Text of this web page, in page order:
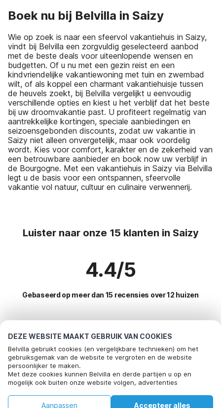
DEZE WEBSITE MAAKT GEBRUIK VAN COOKIES
Belvilla gebruikt cookies (en vergelijkbare technieken) om het
gebruiksgemak van de website te vergroten en de website
persoonlijker te maken.
Met deze cookies kunnen Belvilla en derde partijen u op en
mogelijk ook buiten onze website volgen, advertenties
social media.
Accepteer alles
Aanpassen
Boek nu bij Belvilla in Saizy
Wie op zoek is naar een sfeervol vakantiehuis in Saizy,
vindt bij Belvilla een zorgvuldig geselecteerd aanbod
met de beste deals voor uiteenlopende wensen en
budgetten. Of u nu met een gezin reist en een
kindvriendelijke vakantiewoning met tuin en zwembad
wilt, of als koppel een charmant vakantiehuisje tussen
de heuvels zoekt, bij Belvilla vergelijkt u eenvoudig
verschillende opties en kiest u het verblijf dat het beste
bij uw droomvakantie past. U profiteert regelmatig van
aantrekkelijke kortingen, speciale aanbiedingen en
seizoensgebonden discounts, zodat uw vakantie in
Saizy niet alleen onvergetelijk, maar ook voordelig
wordt. Kies voor comfort, karakter en de zekerheid van
een betrouwbare aanbieder en book now uw verblijf in
de Bourgogne. Met een vakantiehuis in Saizy via Belvilla
legt u de basis voor een ontspannen, sfeervolle
vakantie vol natuur, cultuur en culinaire verwennerij.
Luister naar onze 15 klanten in Saizy
4.4/5
Gebaseerd op meer dan 15 recensies over 12 huizen
Meest populaire bestemmingen voor
vakantie
Top steden met top voorzieningen voor vakantie
Kindvriendelijke vakantiehuizen dompierre-les-ormes
Kindvriendelijke vakantiehuizen mont-saint-jean
Populaire voorzieningen voor vakantie in Saizy
Vakantiehuis met tuin